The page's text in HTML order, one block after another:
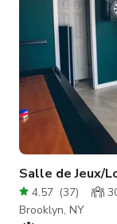
Salle de Jeux/
4.57 (37)
Brooklyn, NY